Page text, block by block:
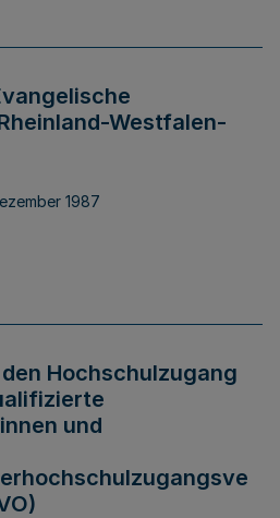
Westfalen-
1987
Hochschulzugang
und